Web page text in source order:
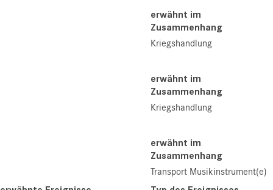
erwähnt im
Zusammenhang
Kriegshandlung
erwähnt im
Zusammenhang
Kriegshandlung
erwähnt im
Zusammenhang
Transport Musikinstrument(e)